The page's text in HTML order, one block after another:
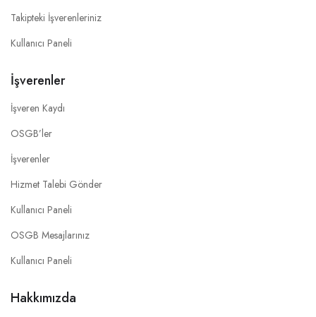
Takipteki İşverenleriniz
Kullanıcı Paneli
İşverenler
İşveren Kaydı
OSGB’ler
İşverenler
Hizmet Talebi Gönder
Kullanıcı Paneli
OSGB Mesajlarınız
Kullanıcı Paneli
Hakkımızda